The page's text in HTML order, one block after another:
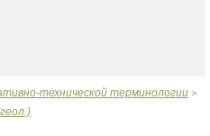
технической терминологии >